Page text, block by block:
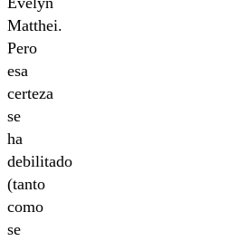
Matthei.
Pero
esa
certeza
se
ha
debilitado
(tanto
como
se